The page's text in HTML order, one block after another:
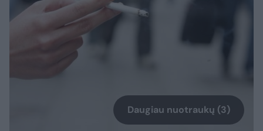
Daugiau nuotraukų (3)